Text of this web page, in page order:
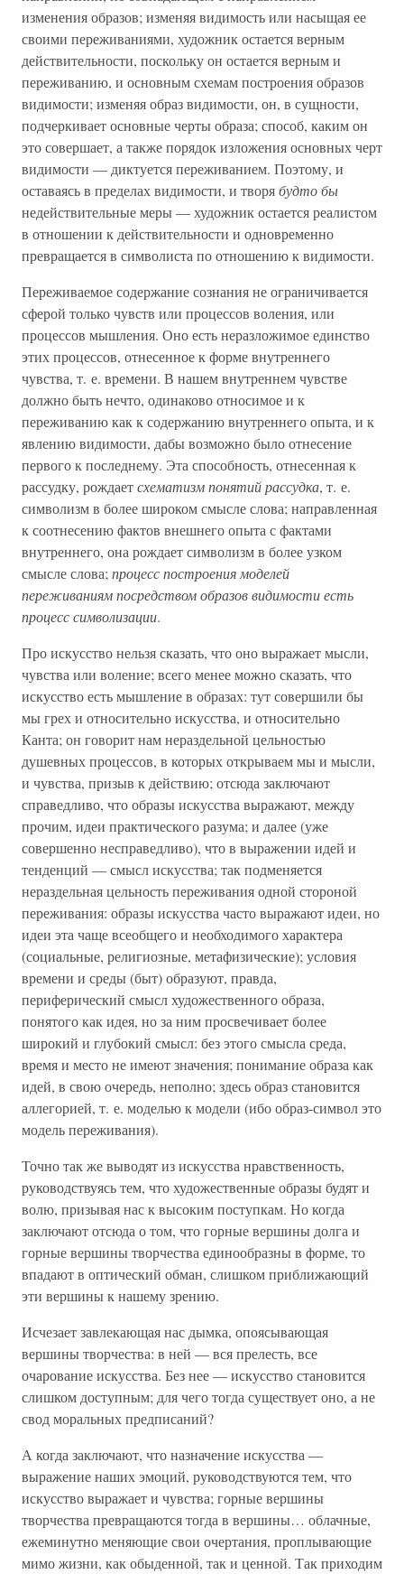
изменения образов; изменяя видимость или насыщая ее
своими переживаниями, художник остается верным
действительности, поскольку он остается верным и
переживанию, и основным схемам построения образов
видимости; изменяя образ видимости, он, в сущности,
подчеркивает основные черты образа; способ, каким он
это совершает, а также порядок изложения основных черт
видимости — диктуется переживанием. Поэтому, и
оставаясь в пределах видимости, и творябудто бы
недействительные меры — художник остается реалистом
в отношении к действительности и одновременно
превращается в символиста по отношению к видимости.
Переживаемое содержание сознания не ограничивается
сферой только чувств или процессов воления, или
процессов мышления. Оно есть неразложимое единство
этих процессов, отнесенное к форме внутреннего
чувства, т. е. времени. В нашем внутреннем чувстве
должно быть нечто, одинаково относимое и к
переживанию как к содержанию внутреннего опыта, и к
явлению видимости, дабы возможно было отнесение
первого к последнему. Эта способность, отнесенная к
рассудку, рождаетсхематизм понятий рассудка, т. е.
символизм в более широком смысле слова; направленная
к соотнесению фактов внешнего опыта с фактами
внутреннего, она рождает символизм в более узком
смысле слова; процесс построения моделей
переживаниям посредством образов видимости есть
процесс символизации.
Про искусство нельзя сказать, что оно выражает мысли,
чувства или воление; всего менее можно сказать, что
искусство есть мышление в образах: тут совершили бы
мы грех и относительно искусства, и относительно
Канта; он говорит нам нераздельной цельностью
душевных процессов, в которых открываем мы и мысли,
и чувства, призыв к действию; отсюда заключают
справедливо, что образы искусства выражают, между
прочим, идеи практического разума; и далее (уже
совершенно несправедливо), что в выражении идей и
тенденций — смысл искусства; так подменяется
нераздельная цельность переживания одной стороной
переживания: образы искусства часто выражают идеи, но
идеи эта чаще всеобщего и необходимого характера
(социальные, религиозные, метафизические); условия
времени и среды (быт) образуют, правда,
периферический смысл художественного образа,
понятого как идея, но за ним просвечивает более
широкий и глубокий смысл: без этого смысла среда,
время и место не имеют значения; понимание образа как
идей, в свою очередь, неполно; здесь образ становится
аллегорией, т. е. моделью к модели (ибо образ-символ это
модель переживания).
Точно так же выводят из искусства нравственность,
руководствуясь тем, что художественные образы будят и
волю, призывая нас к высоким поступкам. Но когда
заключают отсюда о том, что горные вершины долга и
горные вершины творчества единообразны в форме, то
впадают в оптический обман, слишком приближающий
эти вершины к нашему зрению.
Исчезает завлекающая нас дымка, опоясывающая
вершины творчества: в ней — вся прелесть, все
очарование искусства. Без нее — искусство становится
слишком доступным; для чего тогда существует оно, а не
свод моральных предписаний?
А когда заключают, что назначение искусства —
выражение наших эмоций, руководствуются тем, что
искусство выражает и чувства; горные вершины
творчества превращаются тогда в вершины… облачные,
ежеминутно меняющие свои очертания, проплывающие
мимо жизни, как обыденной, так и ценной. Так приходим